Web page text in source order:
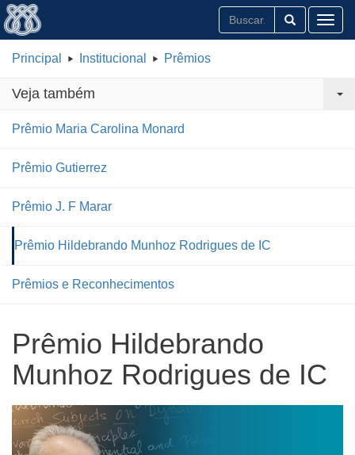
Principal Institucional Prêmios
Veja também
Prêmio Maria Carolina Monard
Prêmio Gutierrez
Prêmio J. F Marar
Prêmio Hildebrando Munhoz Rodrigues de IC
Prêmios e Reconhecimentos
Prêmio Hildebrando
Munhoz Rodrigues de IC